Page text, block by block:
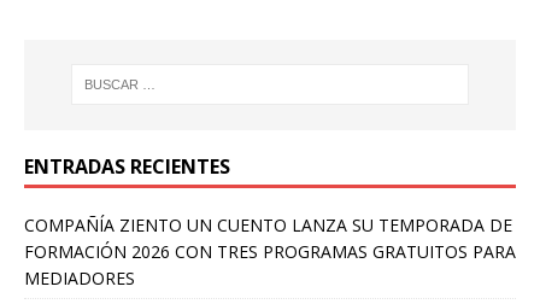
ENTRADAS RECIENTES
COMPAÑÍA ZIENTO UN CUENTO LANZA SU TEMPORADA DE
FORMACIÓN 2026 CON TRES PROGRAMAS GRATUITOS PARA
MEDIADORES